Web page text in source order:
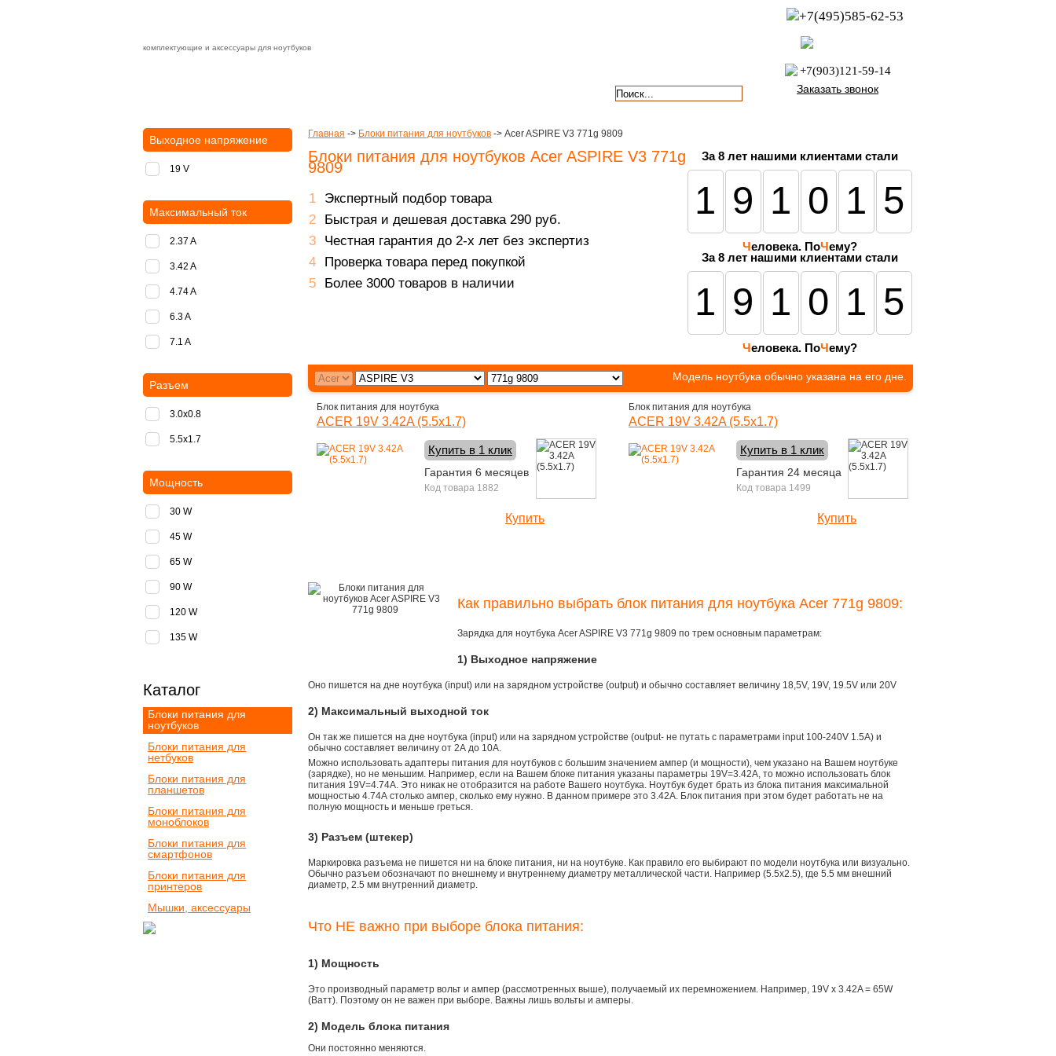
комплектующие и аксессуары для ноутбуков
+7(495)585-62-53
+7(903)121-59-14
Заказать звонок
Главная -> Блоки питания для ноутбуков -> Acer ASPIRE V3 771g 9809
За8 лет нашими клиентами стали
191015
Человека. ПоЧему?
Блоки питания для ноутбуков Acer ASPIRE V3 771g
9809
Экспертный подбор товара
Быстрая и дешевая доставка 290 руб.
Честная гарантия до 2-х лет без экспертиз
Проверка товара перед покупкой
Более 3000 товаров в наличии
За 8 лет нашими клиентами стали
191015
Человека. ПоЧему?
Модель ноутбука обычно указана на его дне.
Блок питания для ноутбука
ACER 19V 3.42A (5.5x1.7)
Купить в 1 клик
Гарантия 6 месяцев
Код товара 1882
Купить
Блок питания для ноутбука
ACER 19V 3.42A (5.5x1.7)
Купить в 1 клик
Гарантия 24 месяца
Код товара 1499
Купить
Как правильно выбрать блок питания для ноутбука Acer 771g 9809:
Зарядка для ноутбука Acer ASPIRE V3 771g 9809 по трем основным параметрам:
1) Выходное напряжение
Оно пишется на дне ноутбука (input) или на зарядном устройстве (output) и обычно составляет величину 18,5V, 19V, 19.5V или 20V
2) Максимальный выходной ток
Он так же пишется на дне ноутбука (input) или на зарядном устройстве (output- не путать с параметрами input 100-240V 1.5A) и
обычно составляет величину от 2А до 10A.
Можно использовать адаптеры питания для ноутбуков с большим значением ампер (и мощности), чем указано на Вашем ноутбуке
(зарядке), но не меньшим. Например, если на Вашем блоке питания указаны параметры 19V=3.42A, то можно использовать блок
питания 19V=4.74A. Это никак не отобразится на работе Вашего ноутбука. Ноутбук будет брать из блока питания максимальной
мощностью 4.74А столько ампер, сколько ему нужно. В данном примере это 3.42А. Блок питания при этом будет работать не на
полную мощность и меньше греться.
3) Разъем (штекер)
Маркировка разъема не пишется ни на блоке питания, ни на ноутбуке. Как правило его выбирают по модели ноутбука или визуально.
Обычно разъем обозначают по внешнему и внутреннему диаметру металлической части. Например (5.5x2.5), где 5.5 мм внешний
диаметр, 2.5 мм внутренний диаметр.
Что НЕ важно при выборе блока питания:
1) Мощность
Это производный параметр вольт и ампер (рассмотренных выше), получаемый их перемножением. Например, 19V x 3.42A = 65W
(Ватт). Поэтому он не важен при выборе. Важны лишь вольты и амперы.
2) Модель блока питания
Они постоянно меняются.
Выходное напряжение
19 V
Максимальный ток
2.37 A
3.42 A
4.74 A
6.3 A
7.1 A
Разъем
3.0x0.8
5.5х1.7
Мощность
30 W
45 W
65 W
90 W
120 W
135 W
Каталог
Блоки питания для
ноутбуков
Блоки питания для
нетбуков
Блоки питания для
планшетов
Блоки питания для
моноблоков
Блоки питания для
смартфонов
Блоки питания для
принтеров
Мышки, аксессуары